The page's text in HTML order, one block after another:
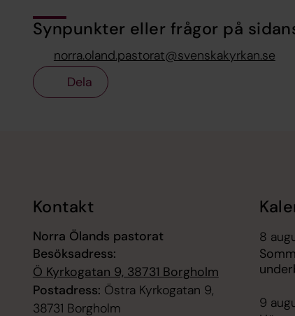
Synpunkter eller frågor på
norra.oland.pastorat@svenskakyrkan.se
Dela
Kontakt
Norra Ölands pastorat
Besöksadress:
Ö Kyrkogatan 9, 38731 Borgholm
Postadress: Östra Kyrkogatan 9,
38731 Borgholm
8
9